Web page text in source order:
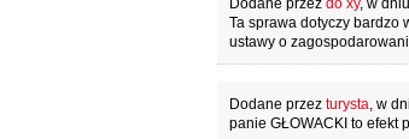
Dodane przez do xy, w dniu
Ta sprawa dotyczy bardzo
ustawy o
Dodane przez turysta, w
panie GŁOWACKI to efekt